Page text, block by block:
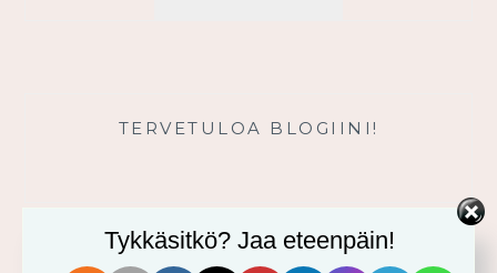
TERVETULOA BLOGIINI!
Tykkäsitkö? Jaa eteenpäin!